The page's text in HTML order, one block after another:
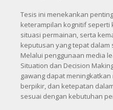
Tesis ini menekankan
keterampilan kognitif seperti
situasi permainan, serta
keputusan yang tepat dalam
Melalui penggunaan media
Situation dan Decision
gawang dapat
berpikir, dan ketepatan
sesuai dengan kebutuhan